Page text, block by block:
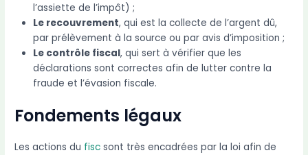
l’assiette de l’impôt) ;
Le recouvrement, qui est la collecte de l’argent dû,
par prélèvement à la source ou par avis d’imposition ;
Le contrôle fiscal, qui sert à vérifier que les
déclarations sont correctes afin de lutter contre la
fraude et l’évasion fiscale.
Fondements légaux
Les actions du fisc sont très encadrées par la loi afin de